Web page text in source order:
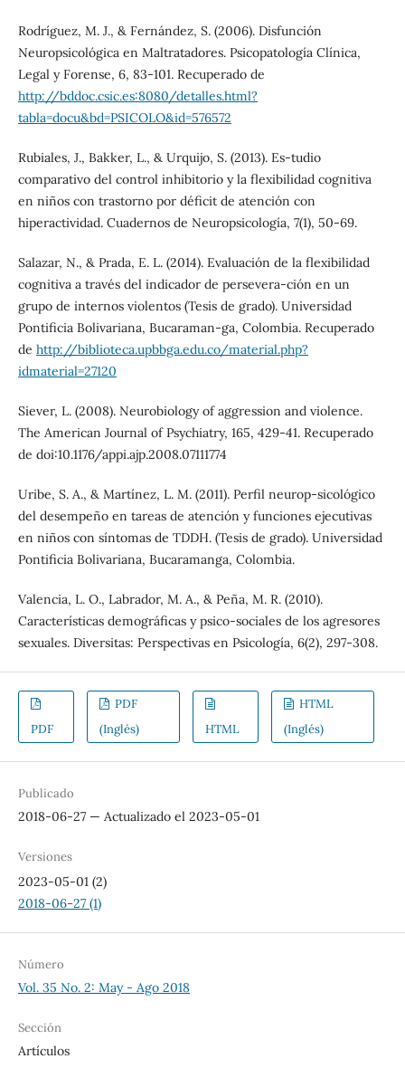
Rodríguez, M. J., & Fernández, S. (2006). Disfunción
Neuropsicológica en Maltratadores. Psicopatología Clínica,
Legal y Forense, 6, 83-101. Recuperado de
http://bddoc.csic.es:8080/detalles.html?
tabla=docu&bd=PSICOLO&id=576572
Rubiales, J., Bakker, L., & Urquijo, S. (2013). Es-tudio
comparativo del control inhibitorio y la flexibilidad cognitiva
en niños con trastorno por déficit de atención con
hiperactividad. Cuadernos de Neuropsicología, 7(1), 50-69.
Salazar, N., & Prada, E. L. (2014). Evaluación de la flexibilidad
cognitiva a través del indicador de persevera-ción en un
grupo de internos violentos (Tesis de grado). Universidad
Pontificia Bolivariana, Bucaraman-ga, Colombia. Recuperado
de http://biblioteca.upbbga.edu.co/material.php?
idmaterial=27120
Siever, L. (2008). Neurobiology of aggression and violence.
The American Journal of Psychiatry, 165, 429-41. Recuperado
de doi:10.1176/appi.ajp.2008.07111774
Uribe, S. A., & Martínez, L. M. (2011). Perfil neurop-sicológico
del desempeño en tareas de atención y funciones ejecutivas
en niños con síntomas de TDDH. (Tesis de grado). Universidad
Pontificia Bolivariana, Bucaramanga, Colombia.
Valencia, L. O., Labrador, M. A., & Peña, M. R. (2010).
Características demográficas y psico-sociales de los agresores
sexuales. Diversitas: Perspectivas en Psicología, 6(2), 297-308.
PDF
PDF
(Inglés)
HTML
HTML
(Inglés)
Publicado
2018-06-27 — Actualizado el 2023-05-01
Versiones
2023-05-01 (2)
2018-06-27 (1)
Número
Vol. 35 No. 2: May - Ago 2018
Sección
Artículos